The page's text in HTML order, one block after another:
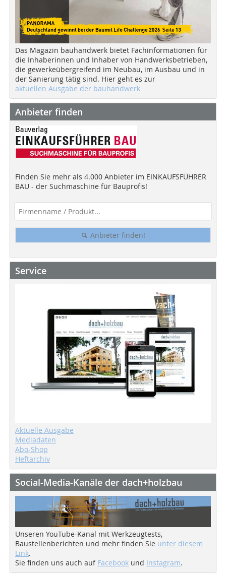
Das Magazin bauhandwerk bietet Fachinformationen für
die Inhaberinnen und Inhaber von Handwerksbetrieben,
die gewerkeübergreifend im Neubau, im Ausbau und in
der Sanierung tätig sind. Hier geht es zur
aktuellen Ausgabe der bauhandwerk
Anbieter finden
Finden Sie mehr als 4.000 Anbieter im EINKAUFSFÜHRER
BAU - der Suchmaschine für Bauprofis!
Anbieter finden!
Service
Aktuelle Ausgabe
Mediadaten
Abo-Shop
Heftarchiv
Social-Media-Kanäle der dach+holzbau
Unseren YouTube-Kanal mit Werkzeugtests,
Baustellenberichten und mehr finden Sie unter diesem
Link.
Sie finden uns auch auf Facebook und Instagram.